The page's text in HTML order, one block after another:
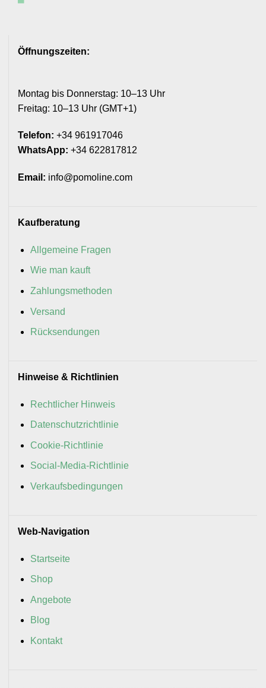
Öffnungszeiten:
Montag bis Donnerstag: 10–13 Uhr
Freitag: 10–13 Uhr (GMT+1)
Telefon: +34 961917046
WhatsApp: +34 622817812
Email: info@pomoline.com
Kaufberatung
Allgemeine Fragen
Wie man kauft
Zahlungsmethoden
Versand
Rücksendungen
Hinweise & Richtlinien
Rechtlicher Hinweis
Datenschutzrichtlinie
Cookie-Richtlinie
Social-Media-Richtlinie
Verkaufsbedingungen
Web-Navigation
Startseite
Shop
Angebote
Blog
Kontakt